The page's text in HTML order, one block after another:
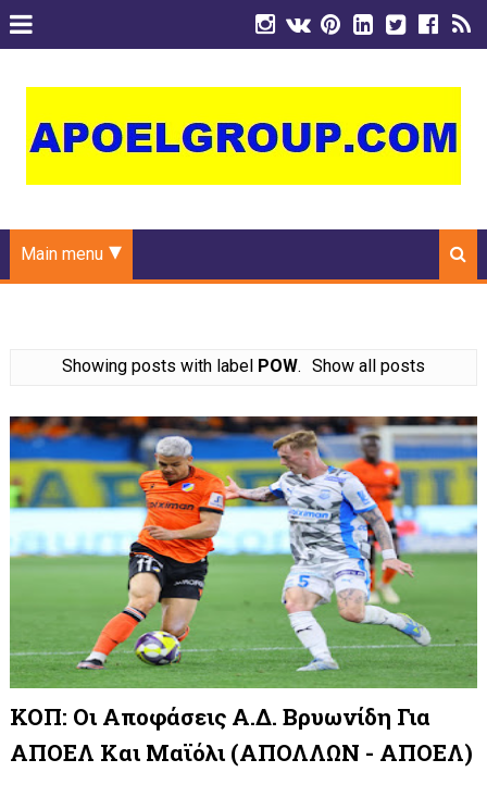
Main menu
Showing posts with label POW. Show all posts
ΚΟΠ: Οι Αποφάσεις Α.Δ. Βρυωνίδη Για
ΑΠΟΕΛ Και Μαϊόλι (ΑΠΟΛΛΩΝ - ΑΠΟΕΛ)